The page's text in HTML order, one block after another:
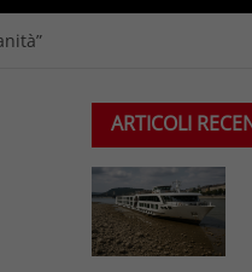
ARTICOLI